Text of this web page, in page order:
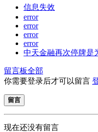
信息失效
error
error
error
error
中天金融再次停牌是
留言板全部
你需要登录后才可以留言
留言
现在还没有留言